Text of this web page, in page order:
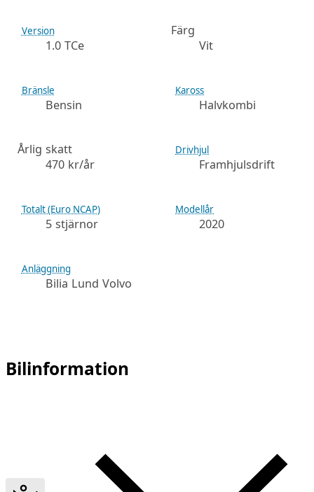
Version
1.0 TCe
Färg
Vit
Bränsle
Bensin
Kaross
Halvkombi
Årlig skatt
470 kr/år
Drivhjul
Framhjulsdrift
Totalt (Euro NCAP)
5 stjärnor
Modellår
2020
Anläggning
Bilia Lund Volvo
Bilinformation